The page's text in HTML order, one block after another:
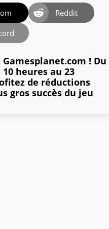
Reddit
! Du
heures au 23
de réductions
gros succès du jeu